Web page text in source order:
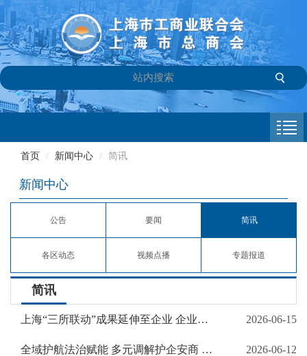
商会介绍
会员专栏
参政议政
信息库
首页 / 新闻中心 / 简讯
新闻中心
公告 要闻 简讯
各区动态 视频点播 专题报道
简讯
上海“三所联动”成果延伸至企业 企业版全新机制发布 2026-06-15
全域护航法治赋能 多元调解护企安商 上海创新推出“三所联动”企业版 升级“蓝鲸”护企工作机制 2026-06-12